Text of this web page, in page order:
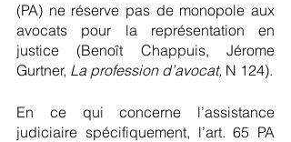
(PA) ne réserve pas de monopole aux
avocats pour la représentation en
justice (Benoît Chappuis, Jérome
Gurtner, La profession d’avocat, N 124).
En ce qui concerne l’assistance
judiciaire spécifiquement, l’art. 65 PA